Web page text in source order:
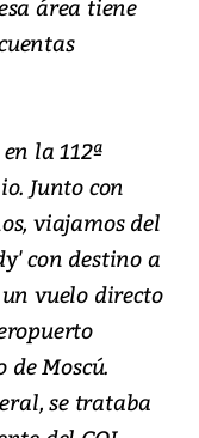
área tiene
la 112ª
Junto con
viajamos del
con destino a
un vuelo directo
Moscú.
se trataba